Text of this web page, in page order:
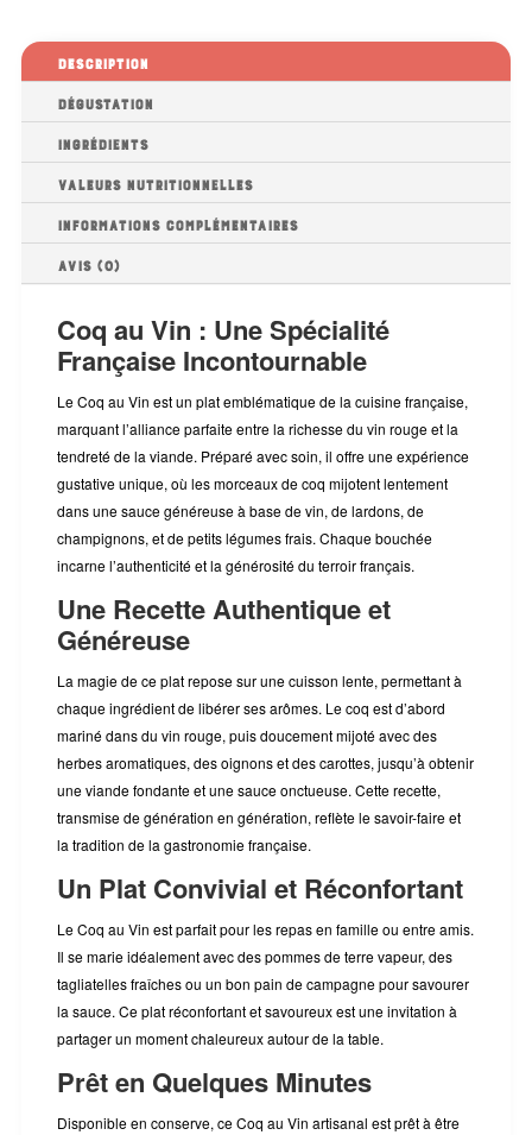
Description
Dégustation
Ingrédients
Valeurs nutritionnelles
Informations complémentaires
Avis (0)
Coq au Vin : Une Spécialité
Française Incontournable
Le Coq au Vin est un plat emblématique de la cuisine française,
marquant l’alliance parfaite entre la richesse du vin rouge et la
tendreté de la viande. Préparé avec soin, il offre une expérience
gustative unique, où les morceaux de coq mijotent lentement
dans une sauce généreuse à base de vin, de lardons, de
champignons, et de petits légumes frais. Chaque bouchée
incarne l’authenticité et la générosité du terroir français.
Une Recette Authentique et
Généreuse
La magie de ce plat repose sur une cuisson lente, permettant à
chaque ingrédient de libérer ses arômes. Le coq est d’abord
mariné dans du vin rouge, puis doucement mijoté avec des
herbes aromatiques, des oignons et des carottes, jusqu’à obtenir
une viande fondante et une sauce onctueuse. Cette recette,
transmise de génération en génération, reflète le savoir-faire et
la tradition de la gastronomie française.
Un Plat Convivial et Réconfortant
Le Coq au Vin est parfait pour les repas en famille ou entre amis.
Il se marie idéalement avec des pommes de terre vapeur, des
tagliatelles fraîches ou un bon pain de campagne pour savourer
la sauce. Ce plat réconfortant et savoureux est une invitation à
partager un moment chaleureux autour de la table.
Prêt en Quelques Minutes
Disponible en conserve, ce Coq au Vin artisanal est prêt à être